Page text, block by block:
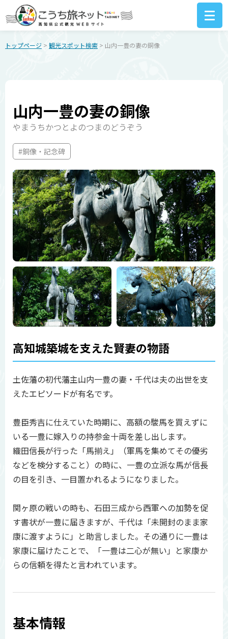
トップページ > 観光スポット検索 > 山内一豊の妻の銅像
山内一豊の妻の銅像
やまうちかつとよのつまのどうぞう
#銅像・記念碑
高知城築城を支えた賢妻の物語
土佐藩の初代藩主山内一豊の妻・千代は夫の出世を支
えたエピソードが有名です。
豊臣秀吉に仕えていた時期に、高額の駿馬を買えずに
いる一豊に嫁入りの持参金十両を差し出します。
織田信長が行った「馬揃え」（軍馬を集めてその優劣
などを検分すること）の時に、一豊の立派な馬が信長
の目を引き、一目置かれるようになりました。
関ヶ原の戦いの時も、石田三成から西軍への加勢を促
す書状が一豊に届きますが、千代は「未開封のまま家
康に渡すように」と助言しました。その通りに一豊は
家康に届けたことで、「一豊は二心が無い」と家康か
らの信頼を得たと言われています。
基本情報